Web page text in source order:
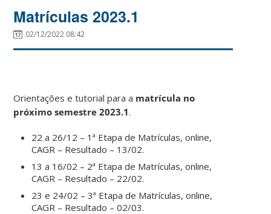
Matrículas 2023.1
02/12/2022 08:42
Orientações e tutorial para a matrícula no
próximo semestre 2023.1.
22 a 26/12 – 1ª Etapa de Matrículas, online,
CAGR – Resultado – 13/02.
13 a 16/02 – 2ª Etapa de Matrículas, online,
CAGR – Resultado – 22/02.
23 e 24/02 – 3ª Etapa de Matrículas, online,
CAGR – Resultado – 02/03.